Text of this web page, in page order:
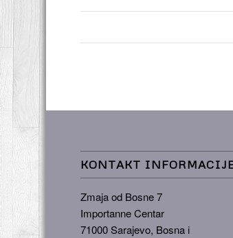
KONTAKT
Zmaja od Bosne 7
Importanne Centar
71000 Sarajevo, Bosna i